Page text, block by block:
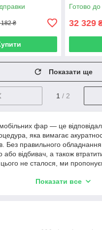
182 ₴
Готово до
32 329
Показати ще
1 / 2
фар — це
яка вимагає
Без правильного
або відбивач, а також
не сталося, ми
центрах і в майстрів з
Показати все